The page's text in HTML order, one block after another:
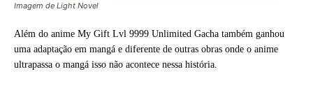
Imagem de Light Novel
Além do anime My Gift Lvl 9999 Unlimited Gacha também ganhou
uma adaptação em mangá e diferente de outras obras onde o anime
ultrapassa o mangá isso não acontece nessa história.